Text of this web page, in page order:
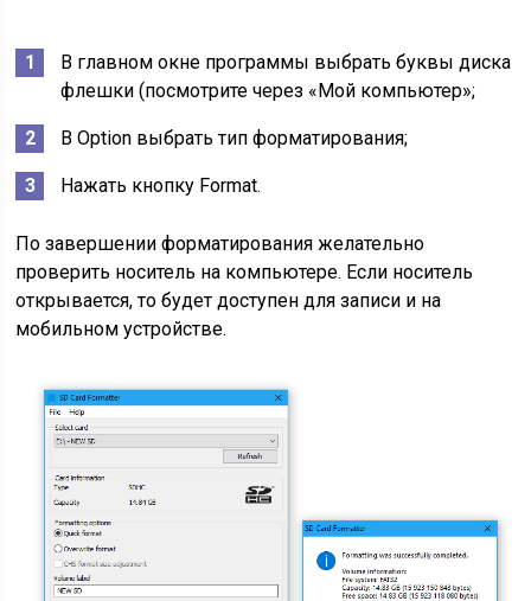
В главном окне программы выбрать буквы диска
флешки (посмотрите через «Мой компьютер»;
В Option выбрать тип форматирования;
Нажать кнопку Format.
По завершении форматирования желательно
проверить носитель на компьютере. Если носитель
открывается, то будет доступен для записи и на
мобильном устройстве.